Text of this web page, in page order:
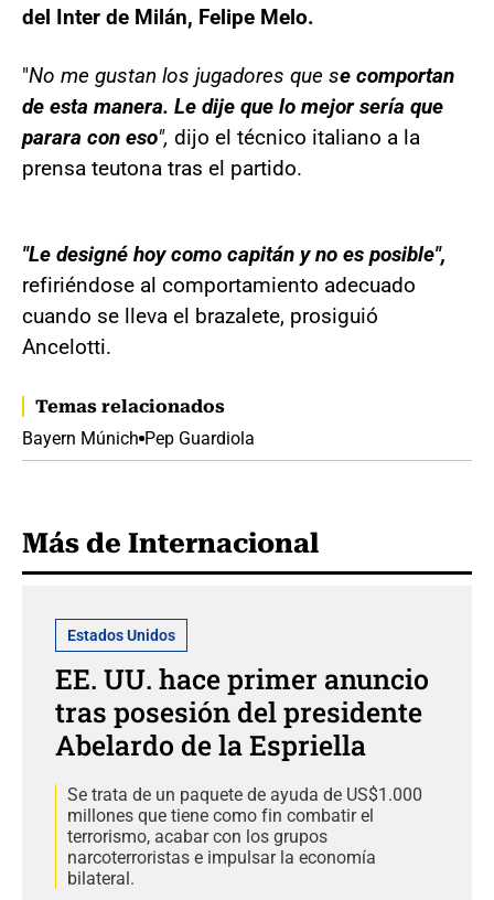
del Inter de Milán, Felipe Melo.
"No me gustan los jugadores que se comportan
de esta manera. Le dije que lo mejor sería que
parara con eso", dijo el técnico italiano a la
prensa teutona tras el partido.
"Le designé hoy como capitán y no es posible",
refiriéndose al comportamiento adecuado
cuando se lleva el brazalete, prosiguió
Ancelotti.
Temas relacionados
Bayern Múnich Pep Guardiola
Más de Internacional
Estados Unidos
EE. UU. hace primer anuncio
tras posesión del presidente
Abelardo de la Espriella
Se trata de un paquete de ayuda de US$1.000
millones que tiene como fin combatir el
terrorismo, acabar con los grupos
narcoterroristas e impulsar la economía
bilateral.